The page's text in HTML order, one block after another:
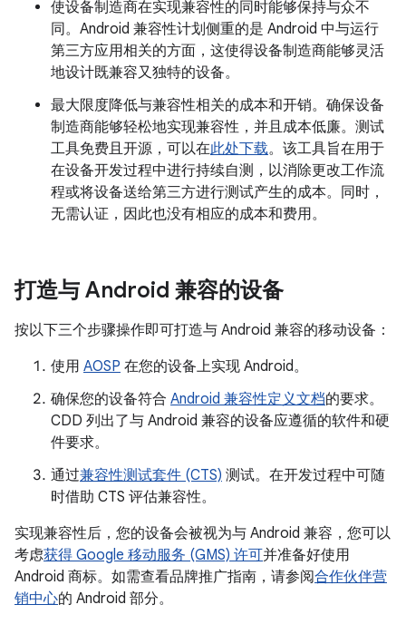
使设备制造商在实现兼容性的同时能够保持与众不
同。 Android 兼容性计划侧重的是 Android 中与运行
第三方应用相关的方面，这使得设备制造商能够灵活
地设计既兼容又独特的设备。
最大限度降低与兼容性相关的成本和开销。 确保设备
制造商能够轻松地实现兼容性，并且成本低廉。测试
工具免费且开源，可以在此处下载。该工具旨在用于
在设备开发过程中进行持续自测，以消除更改工作流
程或将设备送给第三方进行测试产生的成本。同时，
无需认证，因此也没有相应的成本和费用。
打造与 Android 兼容的设备
按以下三个步骤操作即可打造与 Android 兼容的移动设备：
使用 AOSP 在您的设备上实现 Android。
确保您的设备符合 Android 兼容性定义文档的要求。
CDD 列出了与 Android 兼容的设备应遵循的软件和硬
件要求。
通过兼容性测试套件 (CTS) 测试。在开发过程中可随
时借助 CTS 评估兼容性。
实现兼容性后，您的设备会被视为与 Android 兼容，您可以
考虑获得 Google 移动服务 (GMS) 许可并准备好使用
Android 商标。如需查看品牌推广指南，请参阅合作伙伴营
销中心的 Android 部分。